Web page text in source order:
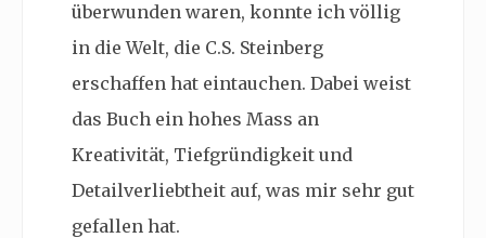
überwunden waren, konnte ich völlig
in die Welt, die C.S. Steinberg
erschaffen hat eintauchen. Dabei weist
das Buch ein hohes Mass an
Kreativität, Tiefgründigkeit und
Detailverliebtheit auf, was mir sehr gut
gefallen hat.